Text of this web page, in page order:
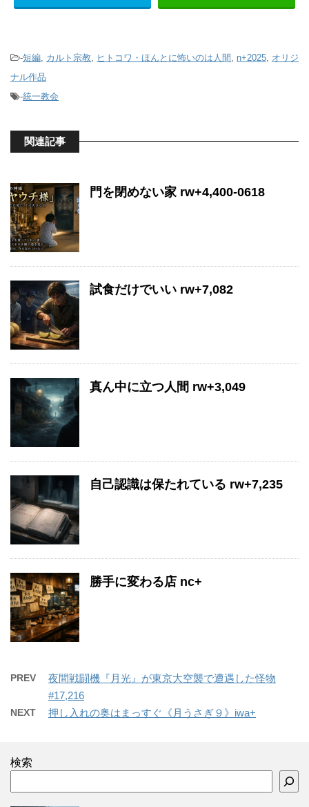
-短編 カルト宗教 ヒトコワ・ほんとに怖いのは人間 n+2025 オリジ
ナル作品
-統一教会
関連記事
門を閉めない家 rw+4,400-0618
試食だけでいい rw+7,082
真ん中に立つ人間 rw+3,049
自己認識は保たれている rw+7,235
勝手に変わる店 nc+
PREV
夜間戦闘機『月光』が東京大空襲で遭遇した怪物
#17,216
NEXT 押し入れの奥はまっすぐ《月うさぎ９》iwa+
検索